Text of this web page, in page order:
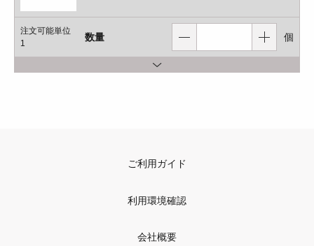
注文可能単位
1
数量 個
ご利用ガイド
利用環境確認
会社概要